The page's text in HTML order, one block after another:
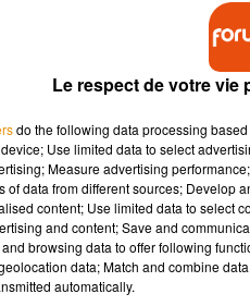
end dans le Loiret.
Explications.
jeunes hommes sont
une voiture lorsque le
Le respect de votre vie
do the following data processing
Use limited data to select
Measure advertising
of data from different sources; Develop
content; Use limited data to select
and content; Save and
browsing data to offer following
data; Match and combine
automatically.